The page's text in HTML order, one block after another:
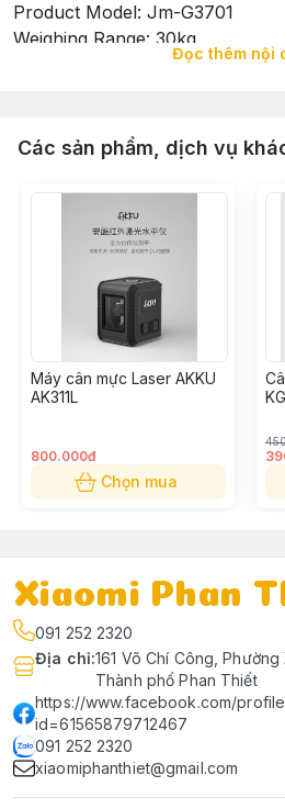
Product Model: Jm-G3701
Weighing Range: 30kg
Battery Capacity: 37v300mah
Product Size:140x32x26.5mm
Automatic Shutdown: 60s
JIMI HOME PORTABLE SCALE
CONVENIENT FOR EVERY
Scale Hook Hidden Storage
Type-C Charging, Long Battery
Weighing Range: 0.01-30kg
Đọc thêm nội
Các sản phẩm, dịch vụ
Máy cân mực Laser AKKU
AK311L
800.000đ
Chọn mua
Xiaomi Phan
091 252 2320
Địa chỉ:161 Võ Chí Công,
Thành phố Phan Thiết
https://www.facebook.com/
id=61565879712467
091 252 2320
xiaomiphanthiet@gmail.com